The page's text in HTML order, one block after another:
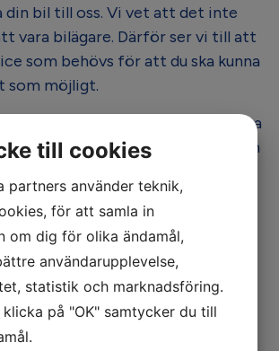
din bil till oss. Vi vet att det inte
vara bilägare. Därför ser vi till att
som behövs för att du ska kunna
som möjligt.
tilläggstjänster som ska göra
och reparationer så enkelt som
till oss på Niba Motor i Ödåkra!
och service på de flesta
till cookies
partners använder teknik,
för att samla in
om dig för olika ändamål,
användarupplevelse,
statistik och marknadsföring.
på "OK" samtycker du till